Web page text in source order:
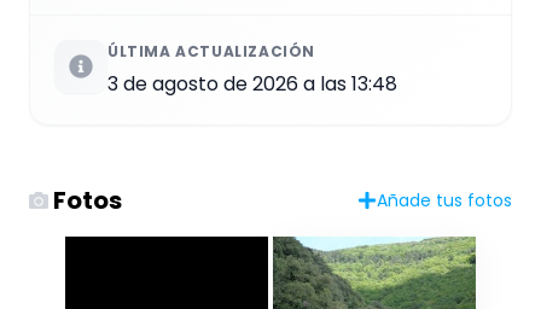
ÚLTIMA ACTUALIZACIÓN
3 de agosto de 2026 a las 13:48
Fotos Añade tus fotos